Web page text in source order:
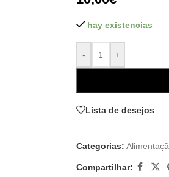
hay existencias
- +
Lista de desejos
Categorias:
Compartilhar: